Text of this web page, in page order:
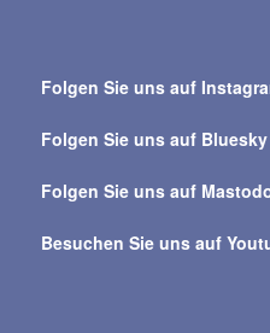
alle
Folgen Sie uns auf
Folgen Sie uns auf Bluesky
Folgen Sie uns auf
Besuchen Sie uns auf